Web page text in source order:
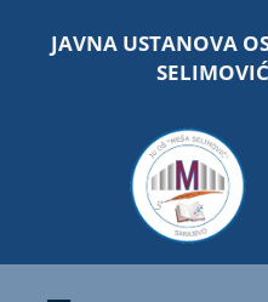
JAVNA USTANOVA